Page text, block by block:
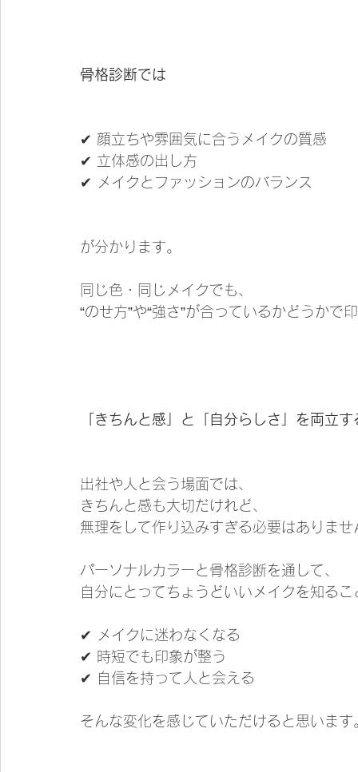
骨格診断では
✔ 顔立ちや雰囲気に合うメイクの質感
✔ 立体感の出し方
✔ メイクとファッションのバランス
が分かります。
同じ色・同じメイクでも、
“のせ方”や“強さ”が合っているかどうかで
「きちんと感」と「自分らしさ」を両立す
出社や人と会う場面では、
きちんと感も大切だけれど、
無理をして作り込みすぎる必要はありませ
パーソナルカラーと骨格診断を通して、
自分にとってちょうどいいメイクを知るこ
✔ メイクに迷わなくなる
✔ 時短でも印象が整う
✔ 自信を持って人と会える
そんな変化を感じていただけると思います